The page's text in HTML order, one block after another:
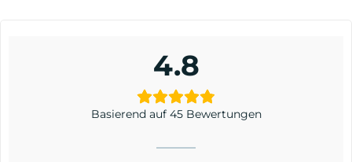
4.8
Basierend auf 45 Bewertungen